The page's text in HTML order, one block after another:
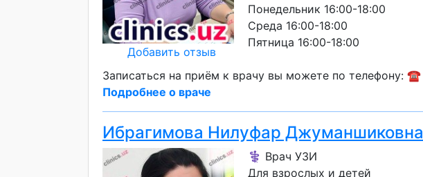
Добавить отзыв
Понедельник 16:00-18:00
Среда 16:00-18:00
Пятница 16:00-18:00
Записаться на приём к врачу вы можете по телефону: ☎️
Подробнее о враче
Ибрагимова Нилуфар Джуманшиковна
⚕️ Врач УЗИ
Для взрослых и детей